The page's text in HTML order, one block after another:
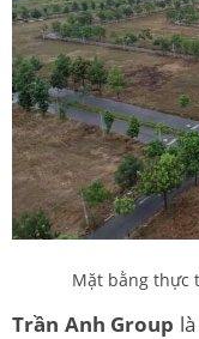
Mặt bằng thực
Trần Anh Group